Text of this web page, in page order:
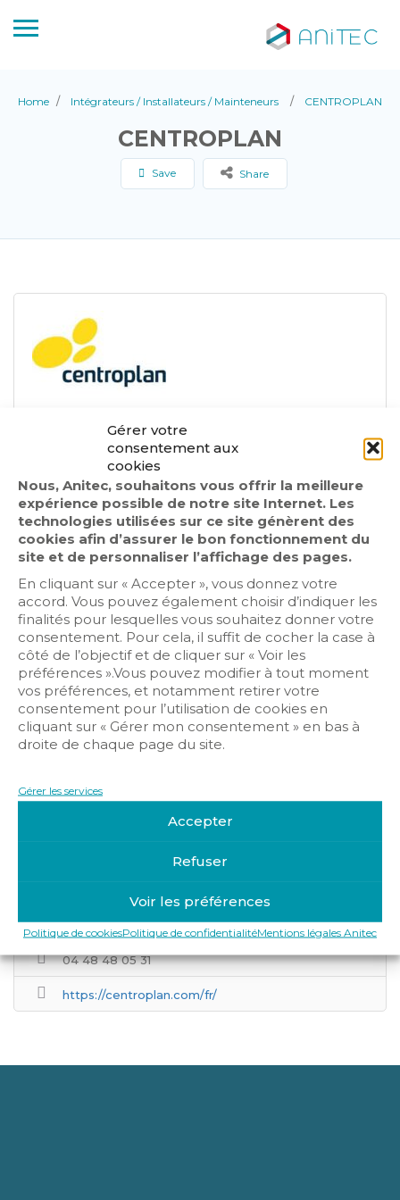
Gérer votre
consentement aux
cookies
Nous, Anitec, souhaitons vous offrir la meilleure
expérience possible de notre site Internet. Les
technologies utilisées sur ce site génèrent des
cookies afin d’assurer le bon fonctionnement du
site et de personnaliser l’affichage des pages.
En cliquant sur « Accepter », vous donnez votre
accord. Vous pouvez également choisir d’indiquer les
finalités pour lesquelles vous souhaitez donner votre
consentement. Pour cela, il suffit de cocher la case à
côté de l’objectif et de cliquer sur « Voir les
préférences ».Vous pouvez modifier à tout moment
vos préférences, et notamment retirer votre
consentement pour l’utilisation de cookies en
cliquant sur « Gérer mon consentement » en bas à
droite de chaque page du site.
Gérer les services
Accepter
Refuser
Voir les préférences
Politique de cookiesPolitique de confidentialitéMentions légales Anitec
Home Intégrateurs / Installateurs / Mainteneurs CENTROPLAN
CENTROPLAN
Save Share
Antenne
Audiovisuel
Contrôle d’accès
Détection intrusion
Domotique/IOT
Hypervision
Infrastructure Réseaux
Sécurité incendie
Vidéosurveillance
Parc EUROGAL - 119 route d'Heyrieux 69800
SAINT-PRIEST
04 48 48 05 31
https://centroplan.com/fr/